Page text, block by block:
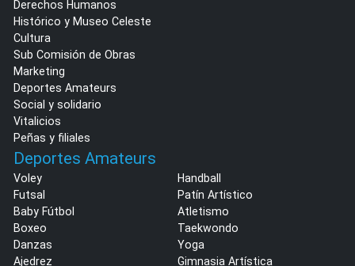
Derechos Humanos
Histórico y Museo Celeste
Cultura
Sub Comisión de Obras
Marketing
Deportes Amateurs
Social y solidario
Vitalicios
Peñas y filiales
Deportes Amateurs
Voley
Handball
Futsal
Patín Artístico
Baby Fútbol
Atletismo
Boxeo
Taekwondo
Danzas
Yoga
Ajedrez
Gimnasia Artística